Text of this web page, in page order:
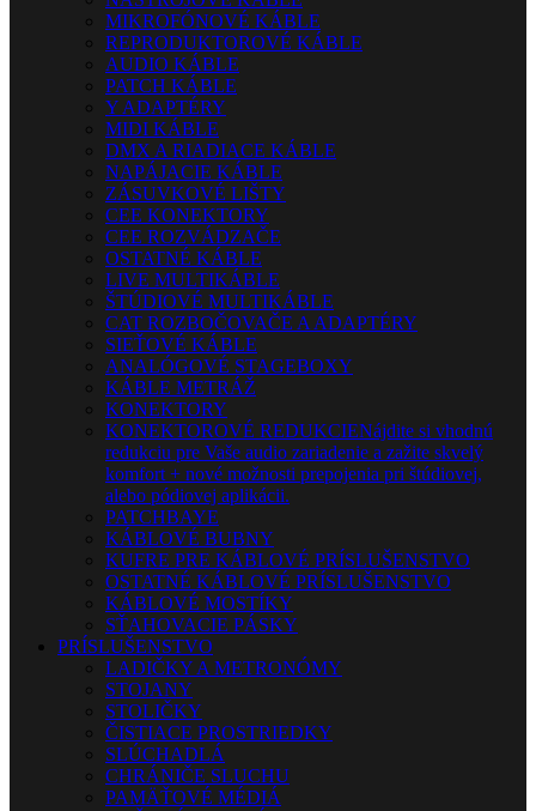
MIKROFÓNOVÉ KÁBLE
REPRODUKTOROVÉ KÁBLE
AUDIO KÁBLE
PATCH KÁBLE
Y ADAPTÉRY
MIDI KÁBLE
DMX A RIADIACE KÁBLE
NAPÁJACIE KÁBLE
ZÁSUVKOVÉ LIŠTY
CEE KONEKTORY
CEE ROZVÁDZAČE
OSTATNÉ KÁBLE
LIVE MULTIKÁBLE
ŠTÚDIOVÉ MULTIKÁBLE
CAT ROZBOČOVAČE A ADAPTÉRY
SIEŤOVÉ KÁBLE
ANALÓGOVÉ STAGEBOXY
KÁBLE METRÁŽ
KONEKTORY
KONEKTOROVÉ REDUKCIENájdite si vhodnú
redukciu pre Vaše audio zariadenie a zažite skvelý
komfort + nové možnosti prepojenia pri štúdiovej,
alebo pódiovej aplikácii.
PATCHBAYE
KÁBLOVÉ BUBNY
KUFRE PRE KÁBLOVÉ PRÍSLUŠENSTVO
OSTATNÉ KÁBLOVÉ PRÍSLUŠENSTVO
KÁBLOVÉ MOSTÍKY
SŤAHOVACIE PÁSKY
PRÍSLUŠENSTVO
LADIČKY A METRONÓMY
STOJANY
STOLIČKY
ČISTIACE PROSTRIEDKY
SLÚCHADLÁ
CHRÁNIČE SLUCHU
PAMÄŤOVÉ MÉDIÁ